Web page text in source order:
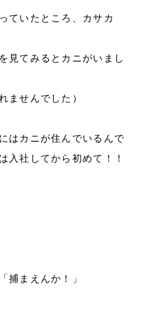
ていたところ、カサカ
見てみるとカニがいまし
ませんでした）
はカニが住んでいるんで
入社してから初めて！！
捕まえんか！」